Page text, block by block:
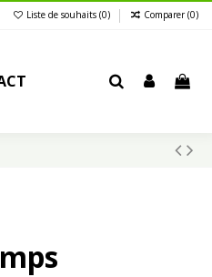
Liste de souhaits (0) Comparer (0)